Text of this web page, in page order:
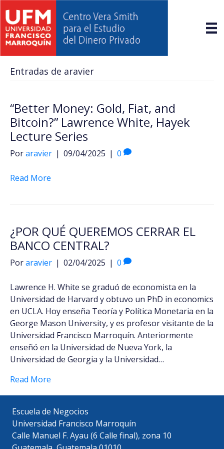
Entradas de aravier
“Better Money: Gold, Fiat, and
Bitcoin?” Lawrence White, Hayek
Lecture Series
Poraravier | 09/04/2025 | 0
Read More
¿POR QUÉ QUEREMOS CERRAR EL
BANCO CENTRAL?
Poraravier | 02/04/2025 | 0
Lawrence H. White se graduó de economista en la
Universidad de Harvard y obtuvo un PhD in economics
en UCLA. Hoy enseña Teoría y Política Monetaria en la
George Mason University, y es profesor visitante de la
Universidad Francisco Marroquín. Anteriormente
enseñó en la Universidad de Nueva York, la
Universidad de Georgia y la Universidad…
Read More
Escuela de Negocios
Universidad Francisco Marroquín
Calle Manuel F. Ayau (6 Calle final), zona 10